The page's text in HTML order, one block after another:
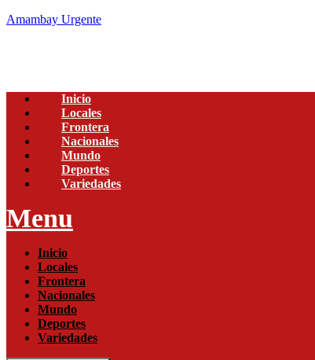
Amambay Urgente
Inicio
Locales
Frontera
Nacionales
Mundo
Deportes
Variedades
Menu
Inicio
Locales
Frontera
Nacionales
Mundo
Deportes
Variedades